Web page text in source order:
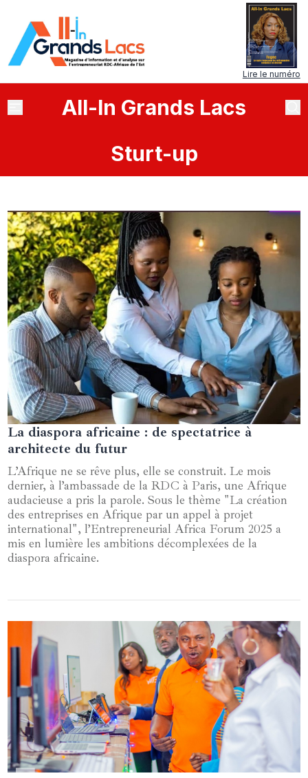
Lire le numéro
All-In Grands Lacs
Sturt-up
02 juin 2025
La diaspora africaine : de spectatrice à
architecte du futur
L’Afrique ne se rêve plus, elle se construit. Le mois
dernier, à l’ambassade de la RDC à Paris, une Afrique
audacieuse a pris la parole. Sous le thème "La création
des entreprises en Afrique par un appel à projet
international", l’Entrepreneurial Africa Forum 2025 a
mis en lumière les ambitions décomplexées de la
diaspora africaine.